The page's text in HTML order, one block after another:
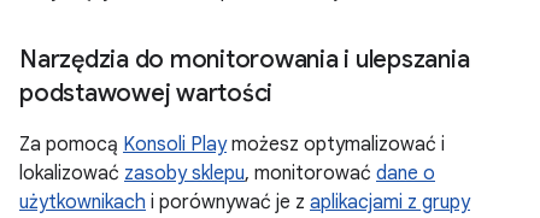
Narzędzia do monitorowania i ulepszania
podstawowej wartości
Za pomocą Konsoli Playmożesz optymalizować i
lokalizować zasoby sklepu, monitorować dane o
użytkownikach i porównywać je z aplikacjami z grupy